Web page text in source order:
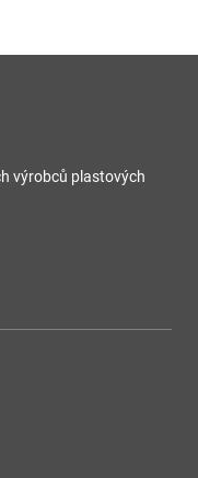
výrobců plastových